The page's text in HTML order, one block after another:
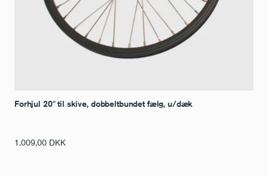
Forhjul 20″ til skive, dobbeltbundet fælg, u/dæk
1.009,00 DKK